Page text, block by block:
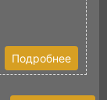
Подробнее